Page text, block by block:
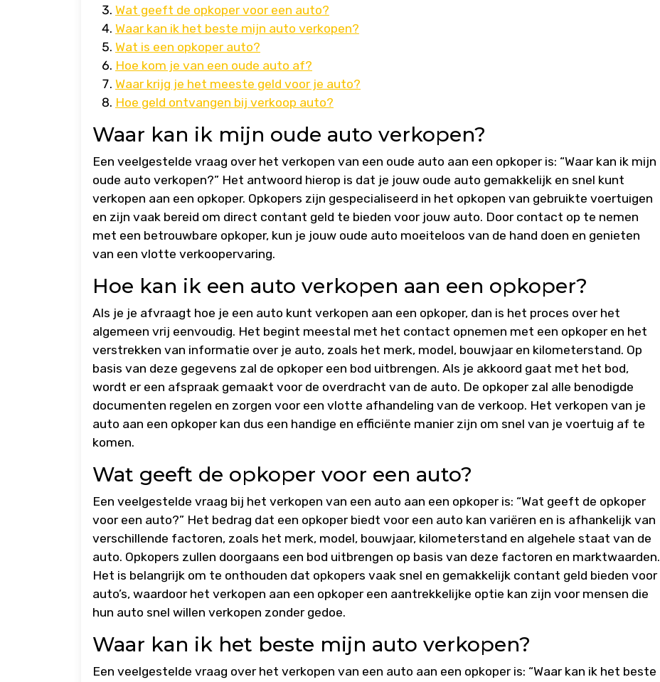
Wat geeft de opkoper voor een auto?
Waar kan ik het beste mijn auto verkopen?
Wat is een opkoper auto?
Hoe kom je van een oude auto af?
Waar krijg je het meeste geld voor je auto?
Hoe geld ontvangen bij verkoop auto?
Waar kan ik mijn oude auto verkopen?
Een veelgestelde vraag over het verkopen van een oude auto aan een opkoper is: “Waar kan ik mijn
oude auto verkopen?” Het antwoord hierop is dat je jouw oude auto gemakkelijk en snel kunt
verkopen aan een opkoper. Opkopers zijn gespecialiseerd in het opkopen van gebruikte voertuigen
en zijn vaak bereid om direct contant geld te bieden voor jouw auto. Door contact op te nemen
met een betrouwbare opkoper, kun je jouw oude auto moeiteloos van de hand doen en genieten
van een vlotte verkoopervaring.
Hoe kan ik een auto verkopen aan een opkoper?
Als je je afvraagt hoe je een auto kunt verkopen aan een opkoper, dan is het proces over het
algemeen vrij eenvoudig. Het begint meestal met het contact opnemen met een opkoper en het
verstrekken van informatie over je auto, zoals het merk, model, bouwjaar en kilometerstand. Op
basis van deze gegevens zal de opkoper een bod uitbrengen. Als je akkoord gaat met het bod,
wordt er een afspraak gemaakt voor de overdracht van de auto. De opkoper zal alle benodigde
documenten regelen en zorgen voor een vlotte afhandeling van de verkoop. Het verkopen van je
auto aan een opkoper kan dus een handige en efficiënte manier zijn om snel van je voertuig af te
komen.
Wat geeft de opkoper voor een auto?
Een veelgestelde vraag bij het verkopen van een auto aan een opkoper is: “Wat geeft de opkoper
voor een auto?” Het bedrag dat een opkoper biedt voor een auto kan variëren en is afhankelijk van
verschillende factoren, zoals het merk, model, bouwjaar, kilometerstand en algehele staat van de
auto. Opkopers zullen doorgaans een bod uitbrengen op basis van deze factoren en marktwaarden.
Het is belangrijk om te onthouden dat opkopers vaak snel en gemakkelijk contant geld bieden voor
auto’s, waardoor het verkopen aan een opkoper een aantrekkelijke optie kan zijn voor mensen die
hun auto snel willen verkopen zonder gedoe.
Waar kan ik het beste mijn auto verkopen?
Een veelgestelde vraag over het verkopen van een auto aan een opkoper is: “Waar kan ik het beste